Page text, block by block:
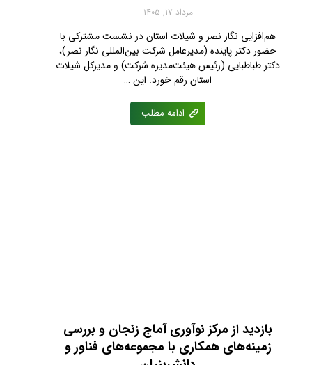
مرداد ۱۷, ۱۴۰۵
هم‌افزایی نگار نصر و شیلات استان در نشست مشترکی با
حضور دکتر پاینده (مدیرعامل شرکت بین‌المللی نگار نصر)،
دکتر طباطبایی (رئیس هیئت‌مدیره شرکت) و مدیرکل شیلات
استان رقم خورد. این …
ادامه مطلب
بازدید از مرکز نوآوری آماج زنجان و بررسی
زمینه‌های همکاری با مجموعه‌های فناور و